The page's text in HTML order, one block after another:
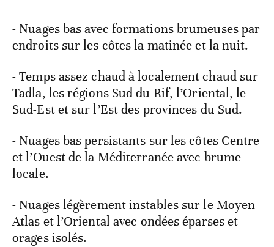
- Nuages bas avec formations brumeuses par
endroits sur les côtes la matinée et la nuit.
- Temps assez chaud à localement chaud sur
Tadla, les régions Sud du Rif, l’Oriental, le
Sud-Est et sur l’Est des provinces du Sud.
- Nuages bas persistants sur les côtes Centre
et l’Ouest de la Méditerranée avec brume
locale.
- Nuages légèrement instables sur le Moyen
Atlas et l’Oriental avec ondées éparses et
orages isolés.